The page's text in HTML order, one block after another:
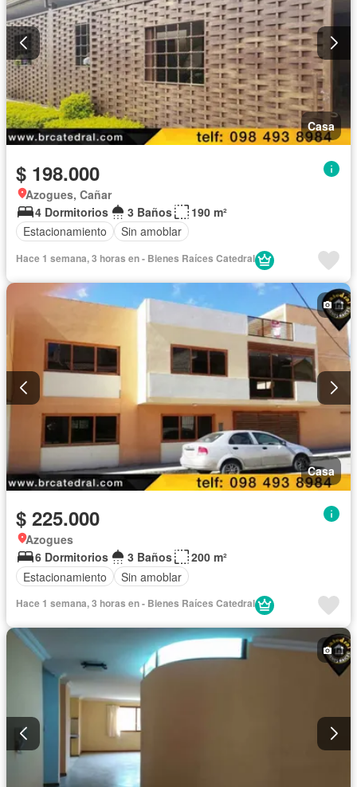
Casa
$ 198.000
Azogues, Cañar
4 Dormitorios
3 Baños
190 m²
Estacionamiento
Sin amoblar
Hace 1 semana, 3 horas en - Bienes Raíces Catedral
Casa
$ 225.000
Azogues
6 Dormitorios
3 Baños
200 m²
Estacionamiento
Sin amoblar
Hace 1 semana, 3 horas en - Bienes Raíces Catedral